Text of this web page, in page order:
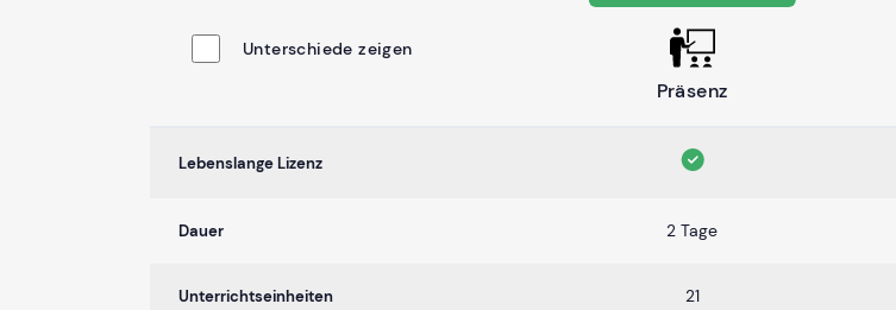
Unterschiede zeigen
Präsenz
Lebenslange Lizenz
Dauer 2 Tage
Unterrichtseinheiten 21